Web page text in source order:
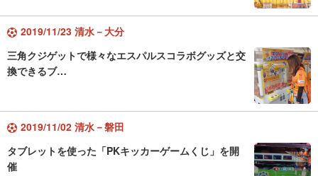
2019/11/23 清水－大分
三角クジゲットで様々なエスパルスコラボグッズと交
換できるブ…
2019/11/02 清水－磐田
タブレットを使った「PKキッカーゲームくじ」を開
催